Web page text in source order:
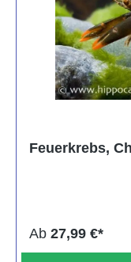
Feuerkrebs,
Ab 27,99 €*